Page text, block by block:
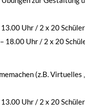
Uhr / 2 x 20
18.00 Uhr / 2 x 20
(z.B. Virtuelles
Uhr / 2 x 20